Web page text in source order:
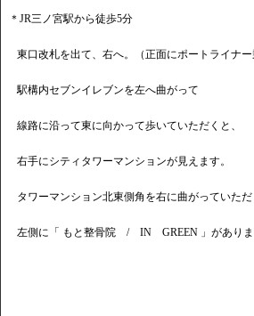
＊JR三ノ宮駅から徒歩5分
東口改札を出て、右へ。（正面にポートライナー
駅構内セブンイレブンを左へ曲がって
線路に沿って東に向かって歩いていただくと、
右手にシティタワーマンションが見えます。
タワーマンション北東側角を右に曲がっていただ
左側に「 もと整骨院 / IN GREEN 」がありま